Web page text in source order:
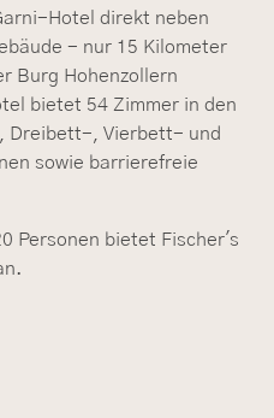
Hotel direkt neben
- nur 15 Kilometer
Burg Hohenzollern
bietet 54 Zimmer in den
Dreibett-, Vierbett- und
sowie barrierefreie
Personen bietet Fischer's